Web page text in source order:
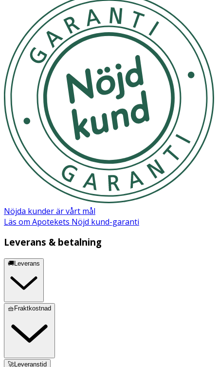
- Tillverkad utan artificiella tillsatser
Användning
- Äts som de är.
- Passar som topping på bakverk, glass eller
frukostskålar.
Förvaring
Förvaras svalt och torrt. Undvik direkt solljus.
Näringsinnehåll 100 g
Energi kj/kcal 2071/495
25 g
- varav mättat fett 15 g
Kolhydrat 62 g
- varav sockerarter
Protein
Innehåll
Nöjda kunder är vårt mål
Läs om Apotekets Nöjd kund-garanti
Leverans & betalning
🚚Leverans
🧺Fraktkostnad
🚀Leveranstid